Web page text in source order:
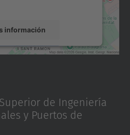
información
Aceptar
de Ingeniería
y Puertos de